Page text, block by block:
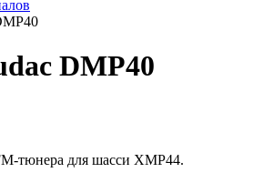
DMP40
тюнера для шасси XMP44.